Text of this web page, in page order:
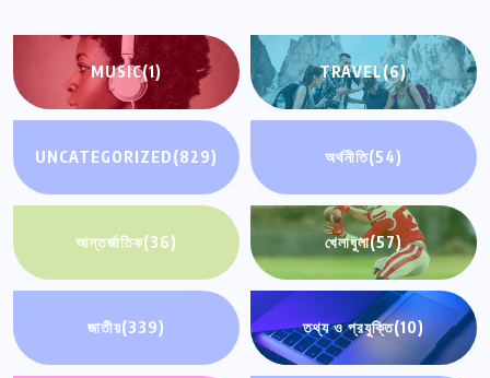
MUSIC(1) TRAVEL(6)
UNCATEGORIZED(829) অর্থনীতি(54)
আন্তর্জাতিক(36) খেলাধুলা(57)
জাতীয়(339) তথ্য ও প্রযুক্তি(10)